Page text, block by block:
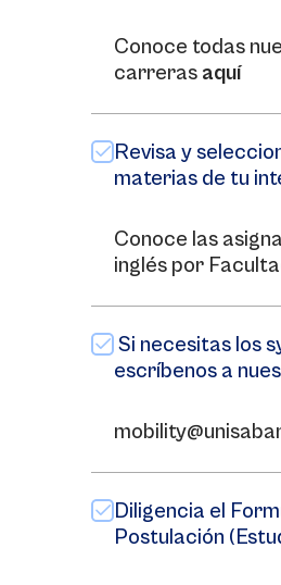
Conoce todas
carreras aquí
Revisa y
materias de tu
Conoce las
inglés por
Si necesitas los
escríbenos a
Diligencia el
Postulación